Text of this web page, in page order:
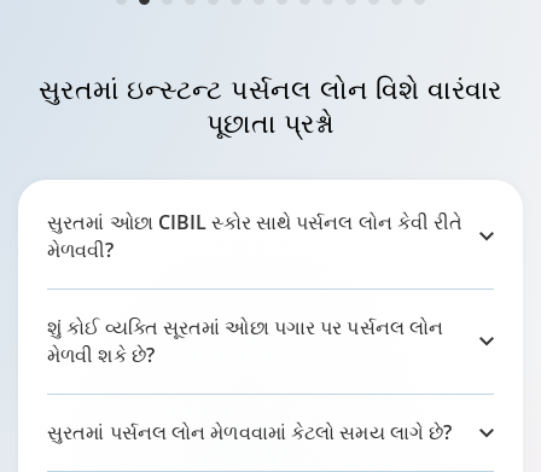
સુરતમાં ઇન્સ્ટન્ટ પર્સનલ લોન વિશે વારંવાર
પૂછાતા પ્રશ્નો
સુરતમાં ઓછા CIBIL સ્કોર સાથે પર્સનલ લોન કેવી રીતે
મેળવવી?
શું કોઈ વ્યક્તિ સૂરતમાં ઓછા પગાર પર પર્સનલ લોન
મેળવી શકે છે?
સુરતમાં પર્સનલ લોન મેળવવામાં કેટલો સમય લાગે છે?